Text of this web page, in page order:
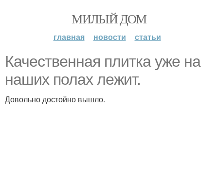
МИЛЫЙ ДОМ
главная новости статьи
Качественная плитка уже на
наших полах лежит.
Довольно достойно вышло.